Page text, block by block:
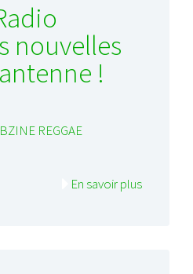
nouvelles
!
REGGAE
En savoir plus